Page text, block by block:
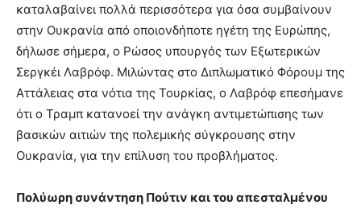
καταλαβαίνει πολλά περισσότερα για όσα συμβαίνουν
στην Ουκρανία από οποιονδήποτε ηγέτη της Ευρώπης,
δήλωσε σήμερα, ο Ρώσος υπουργός των Εξωτερικών
Σεργκέι Λαβρόφ. Μιλώντας στο Διπλωματικό Φόρουμ της
Αττάλειας στα νότια της Τουρκίας, ο Λαβρόφ επεσήμανε
ότι ο Τραμπ κατανοεί την ανάγκη αντιμετώπισης των
βασικών αιτιών της πολεμικής σύγκρουσης στην
Ουκρανία, για την επίλυση του προβλήματος.
Πολύωρη συνάντηση Πούτιν και του απεσταλμένου